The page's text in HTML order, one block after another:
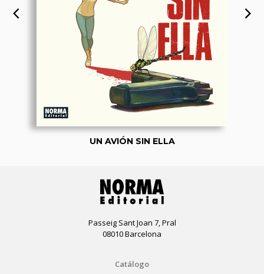
UN AVIÓN SIN ELLA
Passeig Sant Joan 7, Pral
08010 Barcelona
Catálogo